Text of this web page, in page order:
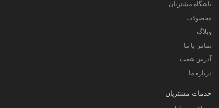
باشگاه مشتریان
محصولات
وبلاگ
تماس با ما
آدرس شعب
درباره ما
خدمات مشتریان